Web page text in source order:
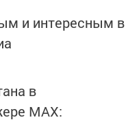
и интересным в
в
MАХ: